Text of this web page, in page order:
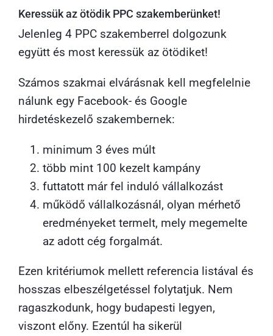
Keressük az ötödik PPC szakemberünket!
Jelenleg 4 PPC szakemberrel dolgozunk
együtt és most keressük az ötödiket!
Számos szakmai elvárásnak kell megfelelnie
nálunk egy Facebook- és Google
hirdetéskezelő szakembernek:
minimum 3 éves múlt
több mint 100 kezelt kampány
futtatott már fel induló vállalkozást
működő vállalkozásnál, olyan mérhető
eredményeket termelt, mely megemelte
az adott cég forgalmát.
Ezen kritériumok mellett referencia listával és
hosszas elbeszélgetéssel folytatjuk. Nem
ragaszkodunk, hogy budapesti legyen,
viszont előny. Ezentúl ha sikerül